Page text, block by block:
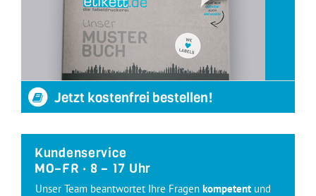
Jetzt kostenfrei bestellen!
Kundenservice
MO–FR · 8 – 17 Uhr
Unser Team beantwortet Ihre Fragen kompetent und